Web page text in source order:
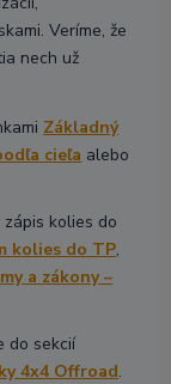
Veríme, že
nech už
Základný
cieľa alebo
kolies do
kolies do TP,
a zákony –
do sekcií
4x4 Offroad.